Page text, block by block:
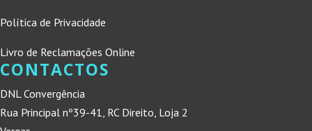
Política de Privacidade
Livro de Reclamações Online
CONTACTOS
DNL Convergência
Rua Principal nº39-41, RC Direito, Loja 2